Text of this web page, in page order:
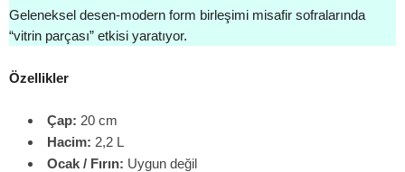
Geleneksel desen‑modern form birleşimi misafir sofralarında
“vitrin parçası” etkisi yaratıyor.
Özellikler
Çap: 20 cm
Hacim: 2,2 L
Ocak / Fırın: Uygun değil